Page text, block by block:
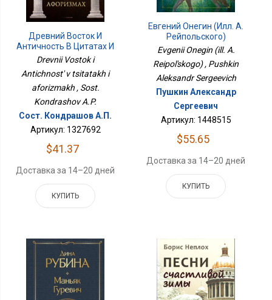
Древний Восток И
Античность В Цитатах И
Афоризмах
Drevnii Vostok i
Antichnost' v tsitatakh i
aforizmakh , Sost.
Kondrashov A.P.
Сост. Кондрашов А.П.
Артикул: 1327692
$41.37
Доставка за 14–20 дней
КУПИТЬ
Евгений Онегин (илл. А.
Рейпольского)
Evgenii Onegin (ill. A.
Reipol'skogo) , Pushkin
Aleksandr Sergeevich
Пушкин Александр
Сергеевич
Артикул: 1448515
$55.65
Доставка за 14–20 дней
КУПИТЬ